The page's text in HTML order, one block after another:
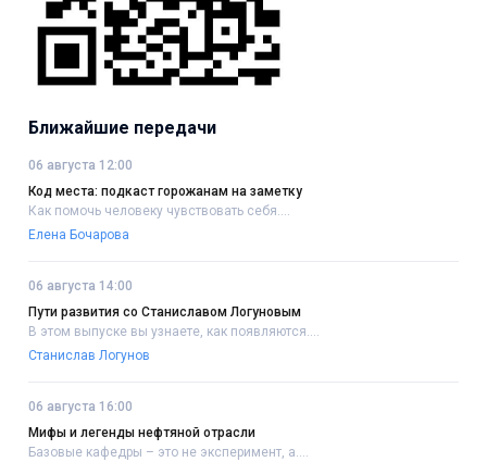
Ближайшие передачи
06 августа 12:00
Код места: подкаст горожанам на заметку
Как помочь человеку чувствовать себя....
Елена Бочарова
06 августа 14:00
Пути развития со Станиславом Логуновым
В этом выпуске вы узнаете, как появляются....
Станислав Логунов
06 августа 16:00
Мифы и легенды нефтяной отрасли
Базовые кафедры – это не эксперимент, а....